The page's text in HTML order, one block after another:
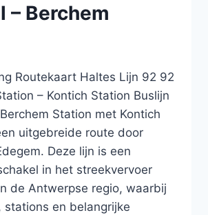
– Berchem
Routekaart Haltes Lijn 92 92
– Kontich Station Buslijn
Station met Kontich
uitgebreide route door
Deze lijn is een
in het streekvervoer
de Antwerpse regio, waarbij
stations en belangrijke